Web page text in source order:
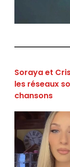
Soraya et
les réseaux
chansons